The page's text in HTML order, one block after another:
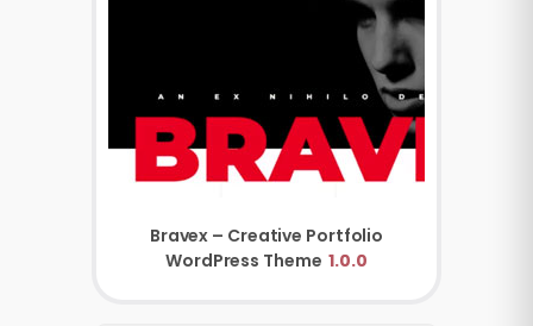
Bravex – Creative Portfolio
WordPress Theme 1.0.0